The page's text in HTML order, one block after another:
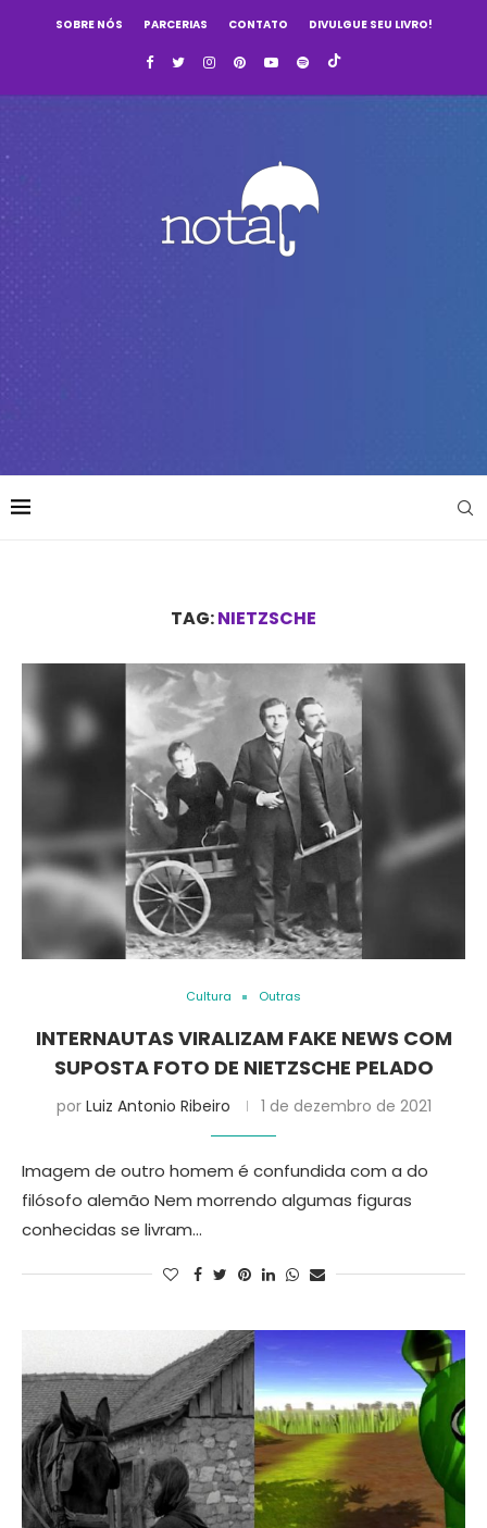
SOBRE NÓS PARCERIAS CONTATO DIVULGUE SEU LIVRO!
TAG:NIETZSCHE
Cultura Outras
INTERNAUTAS VIRALIZAM FAKE NEWS COM
SUPOSTA FOTO DE NIETZSCHE PELADO
por Luiz Antonio Ribeiro 1 de dezembro de 2021
Imagem de outro homem é confundida com a do
filósofo alemão Nem morrendo algumas figuras
conhecidas se livram…